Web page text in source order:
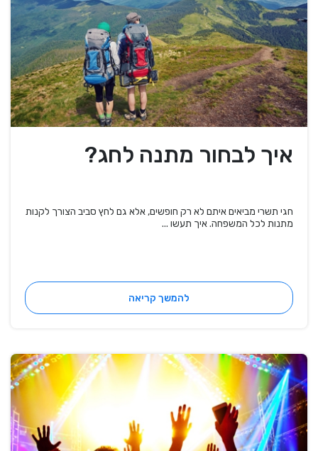
איך לבחור מתנה לחג?
חגי תשרי מביאים איתם לא רק חופשים, אלא גם לחץ סביב הצורך לקנות
מתנות לכל המשפחה. איך תעשו ...
להמשך קריאה